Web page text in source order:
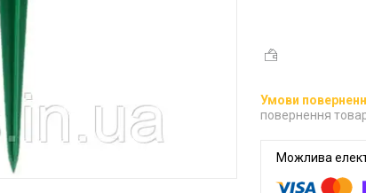
повернення